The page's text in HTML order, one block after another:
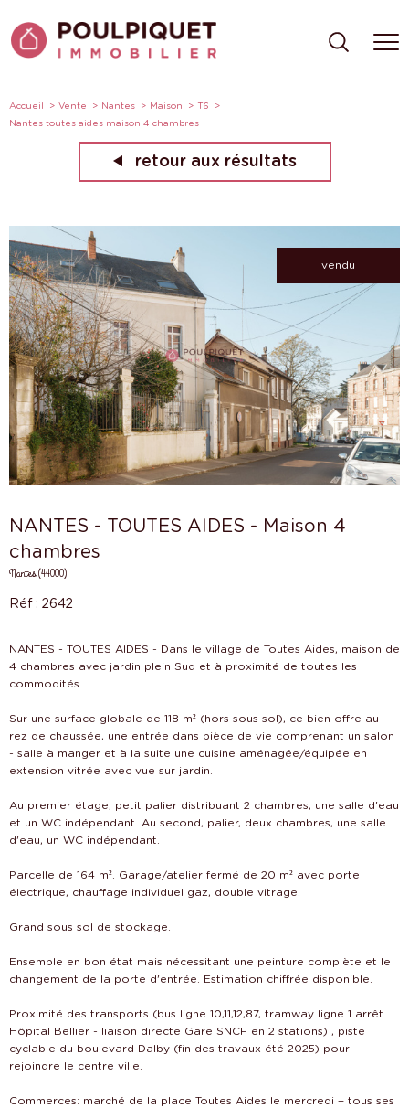
Accueil Vente Nantes Maison
T6
Nantes toutes aides maison 4 chambres
retour aux résultats
vendu
NANTES - TOUTES AIDES - Maison 4
chambres
Nantes (44000)
Réf : 2642
NANTES - TOUTES AIDES - Dans le village de Toutes Aides, maison de
4 chambres avec jardin plein Sud et à proximité de toutes les
commodités.
Sur une surface globale de 118 m² (hors sous sol), ce bien offre au
rez de chaussée, une entrée dans pièce de vie comprenant un salon
- salle à manger et à la suite une cuisine aménagée/équipée en
extension vitrée avec vue sur jardin.
Au premier étage, petit palier distribuant 2 chambres, une salle d'eau
et un WC indépendant. Au second, palier, deux chambres, une salle
d'eau, un WC indépendant.
Parcelle de 164 m². Garage/atelier fermé de 20 m² avec porte
électrique, chauffage individuel gaz, double vitrage.
Grand sous sol de stockage.
Ensemble en bon état mais nécessitant une peinture complète et le
changement de la porte d'entrée. Estimation chiffrée disponible.
Proximité des transports (bus ligne 10,11,12,87, tramway ligne 1 arrêt
Hôpital Bellier - liaison directe Gare SNCF en 2 stations) , piste
cyclable du boulevard Dalby (fin des travaux été 2025) pour
rejoindre le centre ville.
Commerces: marché de la place Toutes Aides le mercredi + tous ses